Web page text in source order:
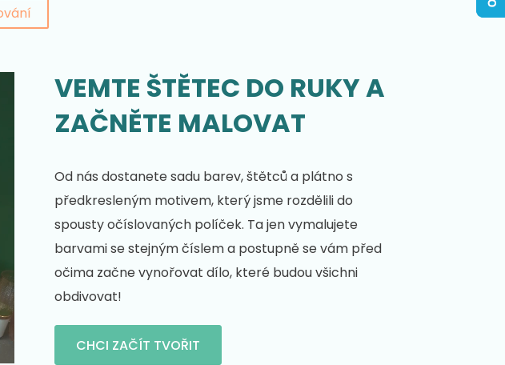
VEMTE ŠTĚTEC DO RUKY A
ZAČNĚTE MALOVAT
Od nás dostanete sadu barev, štětců a plátno s
předkresleným motivem, který jsme rozdělili do
spousty očíslovaných políček. Ta jen vymalujete
barvami se stejným číslem a postupně se vám před
očima začne vynořovat dílo, které budou všichni
obdivovat!
CHCI ZAČÍT TVOŘIT